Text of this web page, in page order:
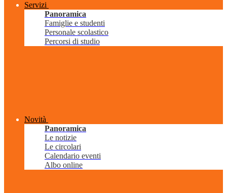
Servizi
Panoramica
Famiglie e studenti
Personale scolastico
Percorsi di studio
Novità
Panoramica
Le notizie
Le circolari
Calendario eventi
Albo online